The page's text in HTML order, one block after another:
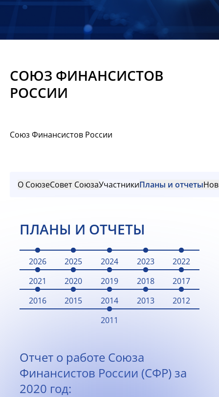
Материалы
СОЮЗ ФИНАНСИСТОВ
РОССИИ
Союз Финансистов России
О СоюзеСовет СоюзаУчастникиПланы и отчеты
ПЛАНЫ И ОТЧЕТЫ
2026 2025 2024 2023
2022
2021
2020 2019 2018
2017
2016
2015 2014 2013
2012
2011
Отчет о работе Союза
Финансистов России (СФР) за
2020 год: